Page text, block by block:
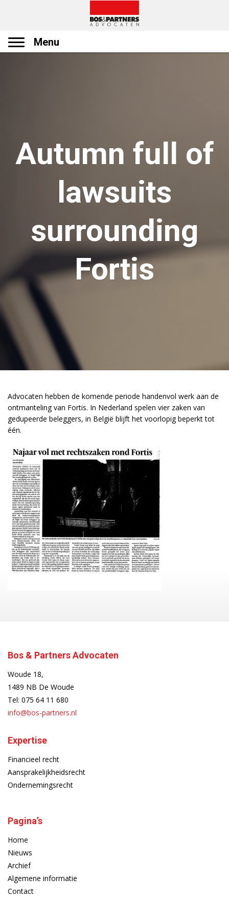
Menu
Autumn full of
lawsuits
surrounding
Fortis
Advocaten hebben de komende periode handenvol werk aan de
ontmanteling van Fortis. In Nederland spelen vier zaken van
gedupeerde beleggers, in België blijft het voorlopig beperkt tot
één.
Bos & Partners Advocaten
Woude 18,
1489 NB De Woude
Tel: 075 64 11 680
info@bos-partners.nl
Expertise
Financieel recht
Aansprakelijkheidsrecht
Ondernemingsrecht
Pagina’s
Home
Nieuws
Archief
Algemene informatie
Contact